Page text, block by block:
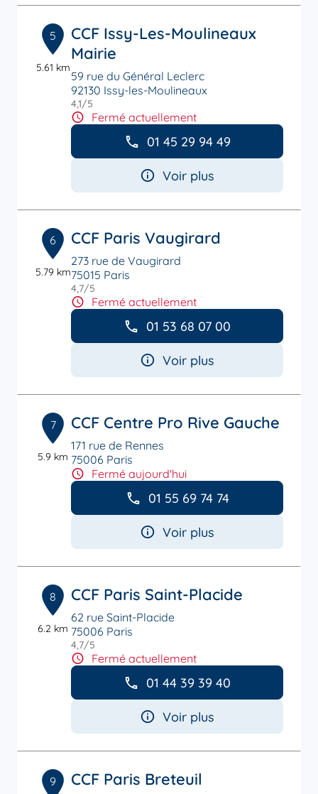
5
5.61 km
CCF Issy-Les-Moulineaux
Mairie
59 rue du Général Leclerc
92130 Issy-les-Moulineaux
4,1/5
Fermé actuellement
01 45 29 94 49
Voir plus
6
5.79 km
CCF Paris Vaugirard
273 rue de Vaugirard
75015 Paris
4,7/5
Fermé actuellement
01 53 68 07 00
Voir plus
7
5.9 km
CCF Centre Pro Rive Gauche
171 rue de Rennes
75006 Paris
Fermé aujourd'hui
01 55 69 74 74
Voir plus
8
6.2 km
CCF Paris Saint-Placide
62 rue Saint-Placide
75006 Paris
4,7/5
Fermé actuellement
01 44 39 39 40
Voir plus
9 CCF Paris Breteuil